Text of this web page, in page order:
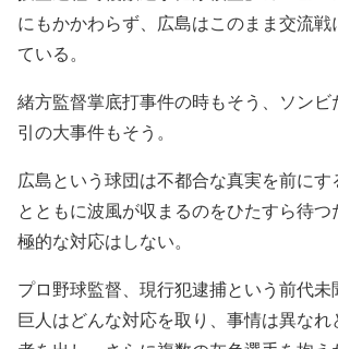
にもかかわらず、広島はこのまま交流戦
ている。
緒方監督掌底打事件の時もそう、ソンビ
引の大事件もそう。
広島という球団は不都合な真実を前にす
とともに波風が収まるのをひたすら待
極的な対応はしない。
プロ野球監督、現行犯逮捕という前代未
巨人はどんな対応を取り、事情は異な